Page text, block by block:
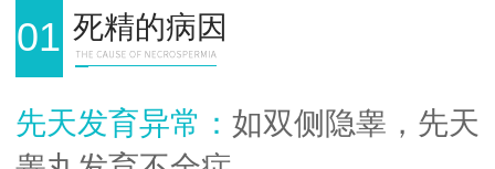
温馨环境
01 死精的病因
先天发育异常： 如双侧隐睾，先天